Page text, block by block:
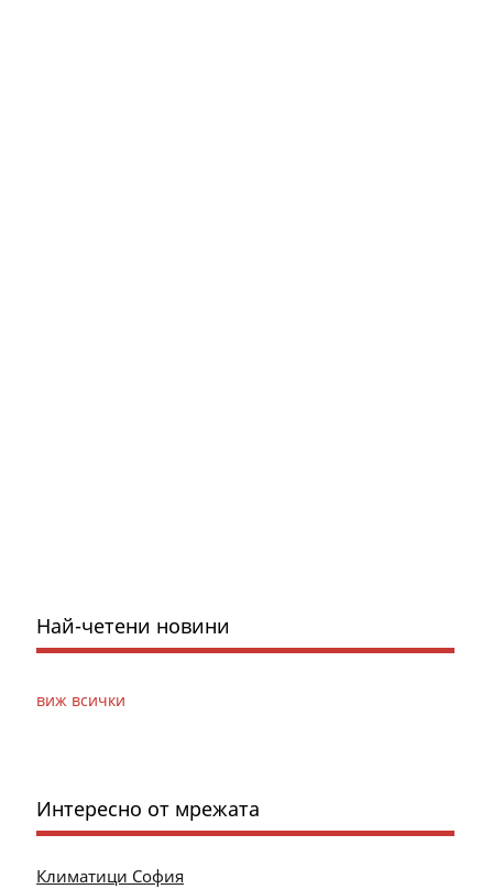
Най-четени новини
виж всички
Интересно от мрежата
Климатици София